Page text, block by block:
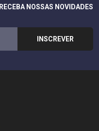
RECEBA NOSSAS NOVIDADES